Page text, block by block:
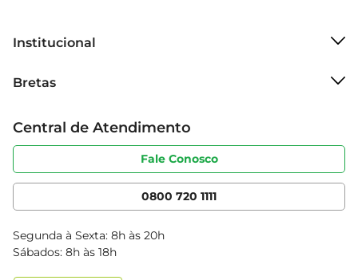
Institucional
Grupo Cencosud
Sobre privacidade
Portal do fornecedor
Cencosud Media
Bretas
Produtos Bretas
Código de ética
Serviços
Clube Bretas
Blog Bretas
Black Friday
Central de Atendimento
Fale Conosco
0800 720 1111
Segunda à Sexta: 8h às 20h
Sábados: 8h às 18h